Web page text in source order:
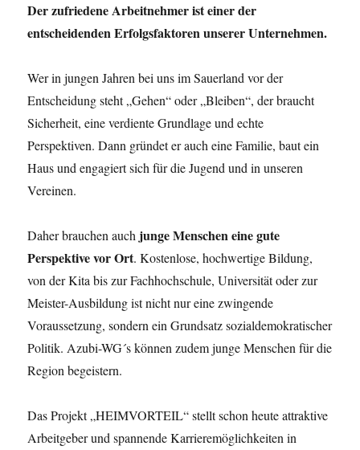
Der zufriedene Arbeitnehmer ist einer der
entscheidenden Erfolgsfaktoren unserer Unternehmen.
Wer in jungen Jahren bei uns im Sauerland vor der
Entscheidung steht „Gehen“ oder „Bleiben“, der braucht
Sicherheit, eine verdiente Grundlage und echte
Perspektiven. Dann gründet er auch eine Familie, baut ein
Haus und engagiert sich für die Jugend und in unseren
Vereinen.
Daher brauchen auch junge Menschen eine gute
Perspektive vor Ort. Kostenlose, hochwertige Bildung,
von der Kita bis zur Fachhochschule, Universität oder zur
Meister-Ausbildung ist nicht nur eine zwingende
Voraussetzung, sondern ein Grundsatz sozialdemokratischer
Politik. Azubi-WG´s können zudem junge Menschen für die
Region begeistern.
Das Projekt „HEIMVORTEIL“ stellt schon heute attraktive
Arbeitgeber und spannende Karrieremöglichkeiten in